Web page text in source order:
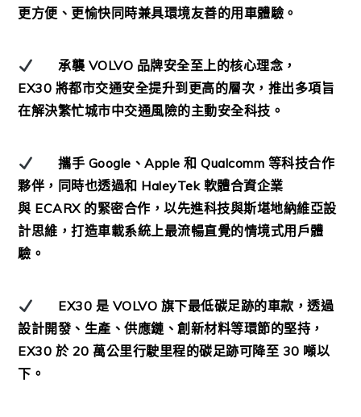
更方便、更愉快同時兼具環境友善的用車體驗。
承襲 VOLVO 品牌安全至上的核心理念，
EX30 將都市交通安全提升到更高的層次，推出多項旨
在解決繁忙城市中交通風險的主動安全科技。
攜手 Google 、Apple和 Qualcomm 等科技合作
夥伴，同時也透過和 HaleyTek 軟體合資企業
與 ECARX 的緊密合作，以先進科技與斯堪地納維亞設
計思維，打造車載系統上最流暢直覺的情境式用戶體
驗。
EX30 是VOLVO 旗下最低碳足跡的車款，透過
設計開發、生產、供應鏈、創新材料等環節的堅持，
EX30 於20 萬公里行駛里程的碳足跡可降至 30 噸以
下。